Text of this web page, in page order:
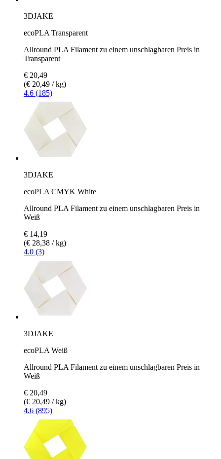
3DJAKE
ecoPLA Transparent
Allround PLA Filament zu einem unschlagbaren Preis in
Transparent
€ 20,49
(€ 20,49 / kg)
4.6 (185)
3DJAKE
ecoPLA CMYK White
Allround PLA Filament zu einem unschlagbaren Preis in
Weiß
€ 14,19
(€ 28,38 / kg)
4.0 (3)
3DJAKE
ecoPLA Weiß
Allround PLA Filament zu einem unschlagbaren Preis in
Weiß
€ 20,49
(€ 20,49 / kg)
4.6 (895)